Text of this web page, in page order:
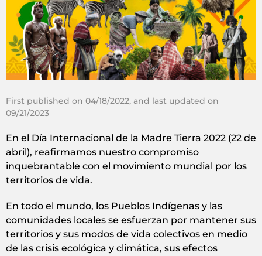
First published on 04/18/2022, and last updated on
09/21/2023
En el Día Internacional de la Madre Tierra 2022 (22 de
abril), reafirmamos nuestro compromiso
inquebrantable con el movimiento mundial por los
territorios de vida.
En todo el mundo, los Pueblos Indígenas y las
comunidades locales se esfuerzan por mantener sus
territorios y sus modos de vida colectivos en medio
de las crisis ecológica y climática, sus efectos